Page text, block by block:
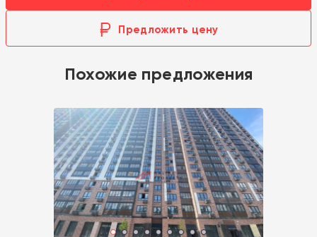
Предложить цену
Похожие предложения